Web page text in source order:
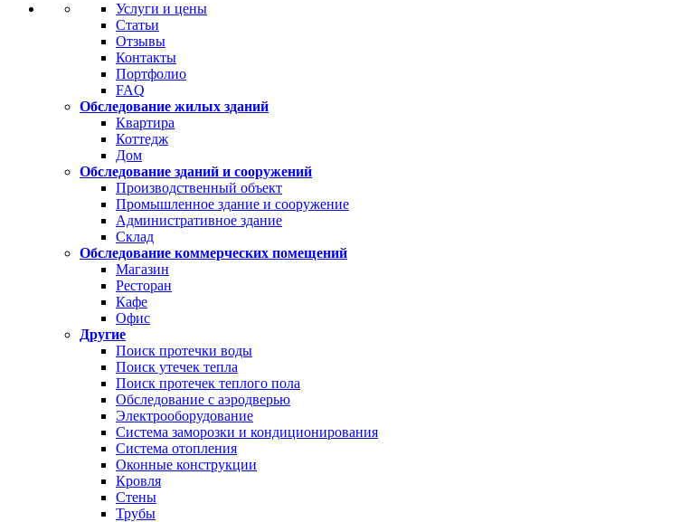
Услуги и цены
Статьи
Отзывы
Контакты
Портфолио
FAQ
Обследование жилых зданий
Квартира
Коттедж
Дом
Обследование зданий и сооружений
Производственный объект
Промышленное здание и сооружение
Административное здание
Склад
Обследование коммерческих помещений
Магазин
Ресторан
Кафе
Офис
Другие
Поиск протечки воды
Поиск утечек тепла
Поиск протечек теплого пола
Обследование с аэродверью
Электрооборудование
Система заморозки и кондиционирования
Система отопления
Оконные конструкции
Кровля
Стены
Трубы